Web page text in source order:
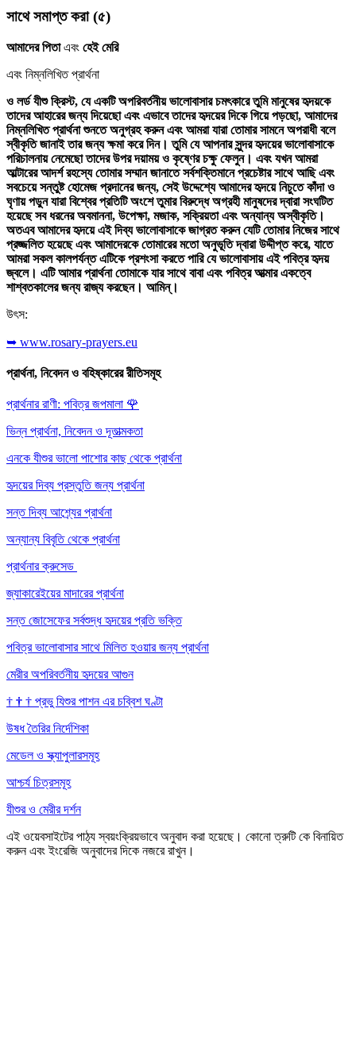
সাথে সমাপ্ত করা(৫)
আমাদের পিতাএবং হেই মেরি
এবং নিম্নলিখিত প্রার্থনা
ও লর্ড যীশু ক্রিস্ট, যে একটি অপরিবর্তনীয় ভালোবাসার চমৎকারে তুমি মানুষের হৃদয়কে
তাদের আহারের জন্য দিয়েছো এবং এভাবে তাদের হৃদয়ের দিকে গিয়ে পড়ছো, আমাদের
নিম্নলিখিত প্রার্থনা শুনতে অনুগ্রহ করুন এবং আমরা যারা তোমার সামনে অপরাধী বলে
স্বীকৃতি জানাই তার জন্য ক্ষমা করে দিন। তুমি যে আপনার সুন্দর হৃদয়ের ভালোবাসাকে
পরিচালনায় নেমেছো তাদের উপর দয়াময় ও কৃষ্ণের চক্ষু ফেলুন। এবং যখন আমরা
আল্টারের আদর্শ রহস্যে তোমার সম্মান জানাতে সর্বশক্তিমানে প্রচেষ্টার সাথে আছি এবং
সবচেয়ে সন্তুষ্ট হোমেজ প্রদানের জন্য, সেই উদ্দেশ্যে আমাদের হৃদয়ে নিচুতে কাঁদা ও
ঘৃণায় পড়ুন যারা বিশ্বের প্রতিটি অংশে তুমার বিরুদ্ধে অগ্রহী মানুষদের দ্বারা সংঘটিত
হয়েছে সব ধরনের অবমাননা, উপেক্ষা, মজাক, সক্রিয়তা এবং অন্যান্য অস্বীকৃতি।
অতএব আমাদের হৃদয়ে এই দিব্য ভালোবাসাকে জাগ্রত করুন যেটি তোমার নিজের সাথে
প্রজ্জলিত হয়েছে এবং আমাদেরকে তোমারের মতো অনুভূতি দ্বারা উদ্দীপ্ত করে, যাতে
আমরা সকল কালপর্যন্ত এটিকে প্রশংসা করতে পারি যে ভালোবাসায় এই পবিত্র হৃদয়
জ্বলে। এটি আমার প্রার্থনা তোমাকে যার সাথে বাবা এবং পবিত্র আত্মার একত্বে
শাশ্বতকালের জন্য রাজ্য করছেন। আমিন্‌।
উৎস:
➥ www.rosary-prayers.eu
প্রার্থনা, নিবেদন ও বহিষ্কারের রীতিসমূহ
প্রার্থনার রাণী: পবিত্র জপমালা 🌹
ভিন্ন প্রার্থনা, নিবেদন ও দূতাত্মকতা
এনকে যীশুর ভালো পাশোর কাছ থেকে প্রার্থনা
হৃদয়ের দিব্য প্রস্তুতি জন্য প্রার্থনা
সন্ত দিব্য আশ্র্যের প্রার্থনা
অন্যান্য বিবৃতি থেকে প্রার্থনা
প্রার্থনার ক্রুসেড
জ্যাকারেইয়ের মাদারের প্রার্থনা
সন্ত জোসেফের সর্বশুদ্ধ হৃদয়ের প্রতি ভক্তি
পবিত্র ভালোবাসার সাথে মিলিত হওয়ার জন্য প্রার্থনা
মেরীর অপরিবর্তনীয় হৃদয়ের আগুন
† † † প্রভু যিশুর পাশন এর চব্বিশ ঘণ্টা
উষধ তৈরির নির্দেশিকা
মেডেল ও স্ক্যাপুলারসমূহ
আশ্চর্য চিত্রসমূহ
যীশুর ও মেরীর দর্শন
এই ওয়েবসাইটের পাঠ্য স্বয়ংক্রিয়ভাবে অনুবাদ করা হয়েছে। কোনো ত্রুটি কে বিনায়িত
করুন এবং ইংরেজি অনুবাদের দিকে নজরে রাখুন।